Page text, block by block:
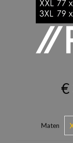
€
Maten